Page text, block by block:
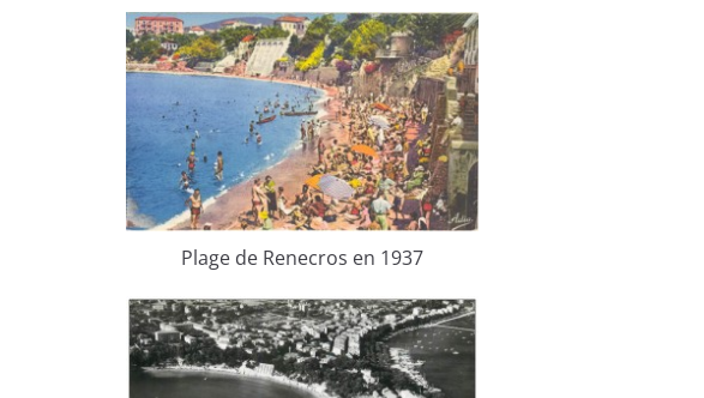
Plage de Renecros en 1937